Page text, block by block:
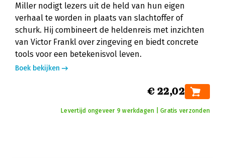
Miller nodigt lezers uit de held van hun eigen
verhaal te worden in plaats van slachtoffer of
schurk. Hij combineert de heldenreis met inzichten
van Victor Frankl over zingeving en biedt concrete
tools voor een betekenisvol leven.
Boek bekijken
€ 22,02
Levertijd ongeveer 9 werkdagen | Gratis verzonden